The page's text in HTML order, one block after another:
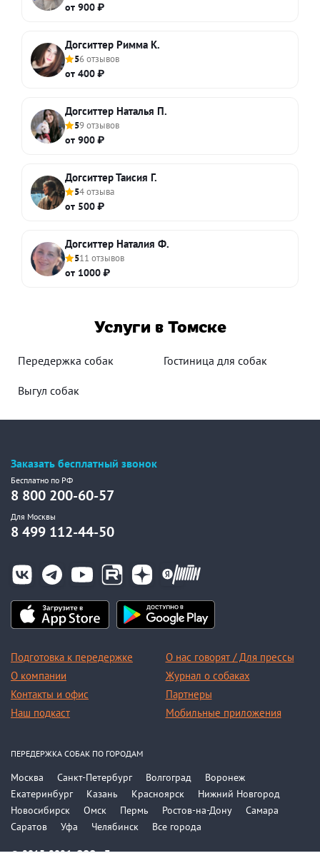
от 900 ₽
Догситтер Римма К.
56 отзывов
от 400 ₽
Догситтер Наталья П.
59 отзывов
от 900 ₽
Догситтер Таисия Г.
54 отзыва
от 500 ₽
Догситтер Наталия Ф.
511 отзывов
от 1000 ₽
Услуги в Томске
Передержка собак Гостиница для собак
Выгул собак
Заказать бесплатный звонок
Бесплатно по РФ
8 800 200-60-57
Для Москвы
8 499 112-44-50
Подготовка к передержке
О компании
Контакты и офис
Наш подкаст
О нас говорят / Для прессы
Журнал о собаках
Партнеры
Мобильные приложения
ПЕРЕДЕРЖКА СОБАК ПО ГОРОДАМ
Москва Санкт-Петербург Волгоград
Воронеж
Екатеринбург
Казань Красноярск
Нижний Новгород
Новосибирск
Омск Пермь Ростов-на-Дону
Самара
Саратов
Уфа Челябинск Все города